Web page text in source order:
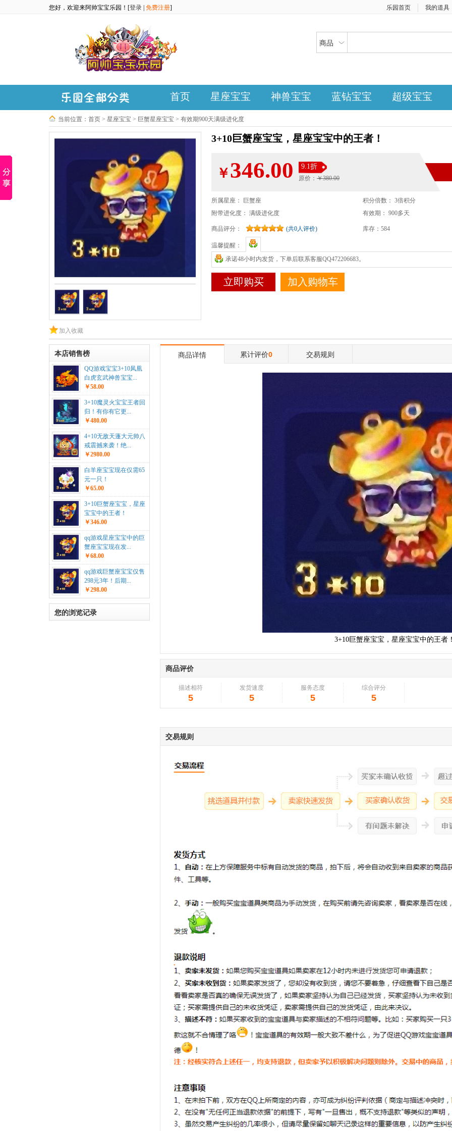
您好，欢迎来阿帅宝宝乐园！[登录 免费注册] 乐园首页 我的道具
商品
首页 星座宝宝 神兽宝宝 蓝钻宝宝 超级宝宝
当前位置： 首页 > 星座宝宝 > 巨蟹星座宝宝 > 有效期900天满级进化度
加入收藏
3+10巨蟹座宝宝，星座宝宝中的王者！
￥346.00 9.1折
原价： ￥380.00
所属星座： 巨蟹座
积分倍数： 3倍积分
附带进化度： 满级进化度
有效期： 900多天
商品评分： (共0人评价) 库存： 584
温馨提醒：
承诺48小时内发货，下单后联系客服QQ472206683。
立即购买 加入购物车
本店销售榜
QQ游戏宝宝3+10凤凰
白虎玄武神兽宝宝...
￥58.00
3+10魔灵火宝宝王者回
归！有你有它更...
￥480.00
4+10无敌天蓬大元帅八
戒震撼来袭！绝...
￥2980.00
白羊座宝宝现在仅需65
元一只！
￥65.00
3+10巨蟹座宝宝，星座
宝宝中的王者！
￥346.00
qq游戏星座宝宝中的巨
蟹座宝宝现在发...
￥68.00
qq游戏巨蟹座宝宝仅售
298元3年！后期...
￥298.00
您的浏览记录
商品详情 累计评价0 交易规则
3+10巨蟹座宝宝，星座宝宝中的王者
商品评价
描述相符
5
发货速度
5
服务态度
5
综合评分
5
交易规则